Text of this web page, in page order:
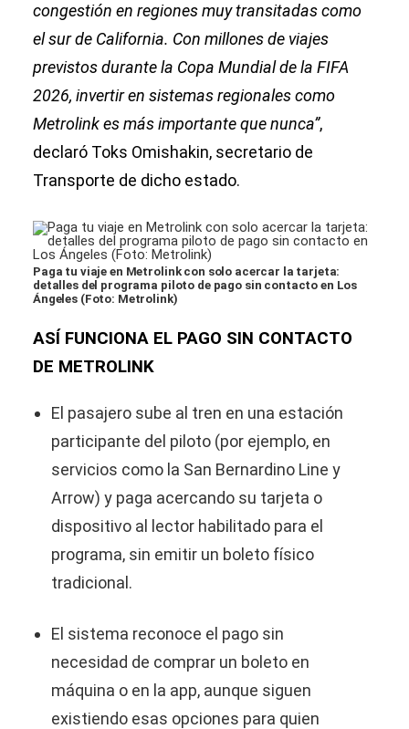
congestión en regiones muy transitadas como
el sur de California. Con millones de viajes
previstos durante la Copa Mundial de la FIFA
2026, invertir en sistemas regionales como
Metrolink es más importante que nunca”,
declaró Toks Omishakin, secretario de
Transporte de dicho estado.
Paga tu viaje en Metrolink con solo acercar la tarjeta:
detalles del programa piloto de pago sin contacto en Los
Ángeles (Foto: Metrolink)
ASÍ FUNCIONA EL PAGO SIN CONTACTO
DE METROLINK
El pasajero sube al tren en una estación
participante del piloto (por ejemplo, en
servicios como la San Bernardino Line y
Arrow) y paga acercando su tarjeta o
dispositivo al lector habilitado para el
programa, sin emitir un boleto físico
tradicional.
El sistema reconoce el pago sin
necesidad de comprar un boleto en
máquina o en la app, aunque siguen
existiendo esas opciones para quien